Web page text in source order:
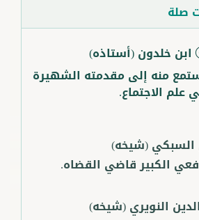
صلة
ابن خلدون(أستاذه)
منه إلى مقدمته الشهيرة
علم الاجتماع.
السبكي(شيخه)
الكبير قاضي القضاه.
النويري(شيخه)